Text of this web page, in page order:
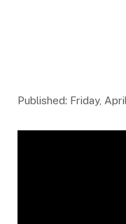
Published: Friday,